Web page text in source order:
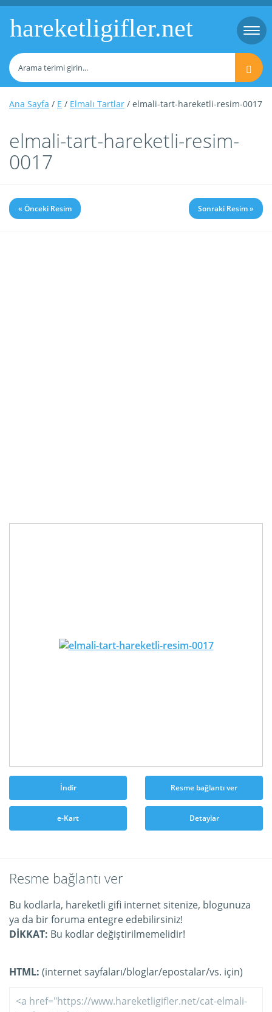
hareketligifler.net
Ana Sayfa / E / Elmalı Tartlar / elmali-tart-hareketli-resim-0017
elmali-tart-hareketli-resim-
0017
« Önceki Resim Sonraki Resim »
İndir Resme bağlantı ver
e-Kart Detaylar
Resme bağlantı ver
Bu kodlarla, hareketli gifi internet sitenize, blogunuza
ya da bir foruma entegre edebilirsiniz!
DİKKAT: Bu kodlar değiştirilmemelidir!
HTML: (internet sayfaları/bloglar/epostalar/vs. için)